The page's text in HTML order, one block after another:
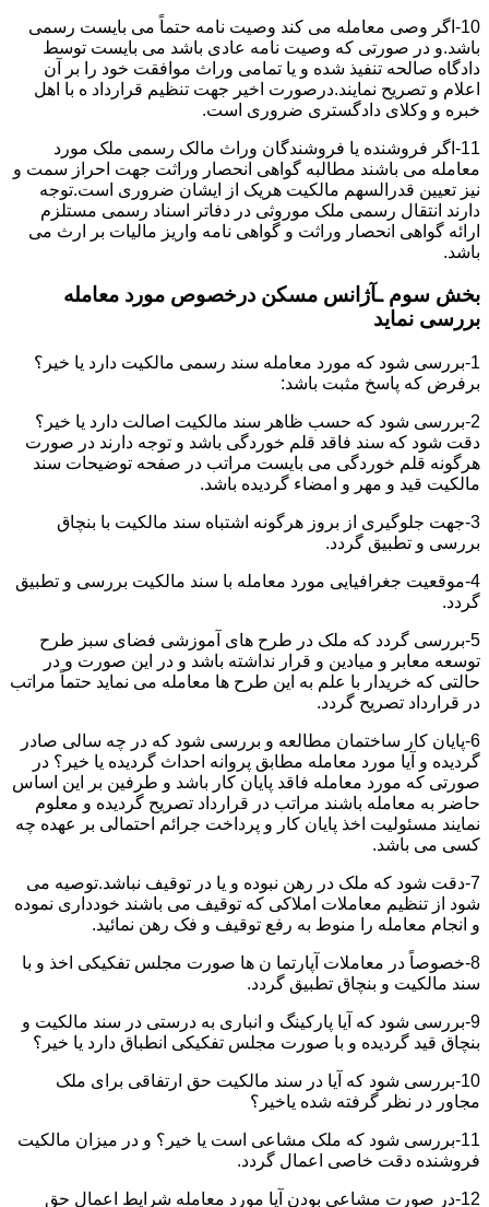
10-اگر وصی معامله می کند وصیت نامه حتماً می بایست رسمی
باشد.و در صورتی که وصیت نامه عادی باشد می بایست توسط
دادگاه صالحه تنفیذ شده و یا تمامی وراث موافقت خود را بر آن
اعلام و تصریح نمایند.درصورت اخیر جهت تنظیم قرارداد ه با اهل
خبره و وکلای دادگستری ضروری است.
11-اگر فروشنده یا فروشندگان وراث مالک رسمی ملک مورد
معامله می باشند مطالبه گواهی انحصار وراثت جهت احراز سمت و
نیز تعیین قدرالسهم مالکیت هریک از ایشان ضروری است.توجه
دارند انتقال رسمی ملک موروثی در دفاتر اسناد رسمی مستلزم
ارائه گواهی انحصار وراثت و گواهی نامه واریز مالیات بر ارث می
باشد.
بخش سوم ـآژانس مسکن درخصوص مورد معامله
بررسی نماید
1-بررسی شود که مورد معامله سند رسمی مالکیت دارد یا خیر؟
برفرض که پاسخ مثبت باشد:
2-بررسی شود که حسب ظاهر سند مالکیت اصالت دارد یا خیر؟
دقت شود که سند فاقد قلم خوردگی باشد و توجه دارند در صورت
هرگونه قلم خوردگی می بایست مراتب در صفحه توضیحات سند
مالکیت قید و مهر و امضاء گردیده باشد.
3-جهت جلوگیری از بروز هرگونه اشتباه سند مالکیت با بنچاق
بررسی و تطبیق گردد.
4-موقعیت جغرافیایی مورد معامله با سند مالکیت بررسی و تطبیق
گردد.
5-بررسی گردد که ملک در طرح های آموزشی فضای سبز طرح
توسعه معابر و میادین و قرار نداشته باشد و در این صورت و در
حالتی که خریدار با علم به این طرح ها معامله می نماید حتماً مراتب
در قرارداد تصریح گردد.
6-پایان کار ساختمان مطالعه و بررسی شود که در چه سالی صادر
گردیده و آیا مورد معامله مطابق پروانه احداث گردیده یا خیر؟ در
صورتی که مورد معامله فاقد پایان کار باشد و طرفین بر این اساس
حاضر به معامله باشند مراتب در قرارداد تصریح گردیده و معلوم
نمایند مسئولیت اخذ پایان کار و پرداخت جرائم احتمالی بر عهده چه
کسی می باشد.
7-دقت شود که ملک در رهن نبوده و یا در توقیف نباشد.توصیه می
شود از تنظیم معاملات املاکی که توقیف می باشند خودداری نموده
و انجام معامله را منوط به رفع توقیف و فک رهن نمائید.
8-خصوصاً در معاملات آپارتما ن ها صورت مجلس تفکیکی اخذ و با
سند مالکیت و بنچاق تطبیق گردد.
9-بررسی شود که آیا پارکینگ و انباری به درستی در سند مالکیت و
بنچاق قید گردیده و با صورت مجلس تفکیکی انطباق دارد یا خیر؟
10-بررسی شود که آیا در سند مالکیت حق ارتفاقی برای ملک
مجاور در نظر گرفته شده یاخیر؟
11-بررسی شود که ملک مشاعی است یا خیر؟ و در میزان مالکیت
فروشنده دقت خاصی اعمال گردد.
12-در صورت مشاعی بودن آیا مورد معامله شرایط اعمال حق